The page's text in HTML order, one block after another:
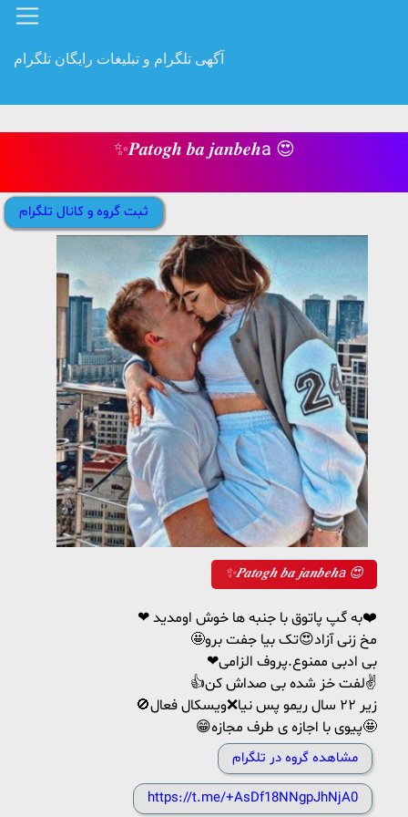
آگهی تلگرام و تبلیغات رایگان تلگرام
✨𝑷𝒂𝒕𝒐𝒈𝒉 𝒃𝒂 𝒋𝒂𝒏𝒃𝒆𝒉a 😍
ثبت گروه و کانال تلگرام
✨𝑷𝒂𝒕𝒐𝒈𝒉 𝒃𝒂 𝒋𝒂𝒏𝒃𝒆𝒉a 😍
❤ به گپ پاتوق با جنبه ها خوش اومدید❤️
🤩مخ زنی آزاد😍تک بیا جفت برو
❤بی ادبی ممنوع.پروف الزامی
👍لفت خز شده بی صداش کن✌
🚫زیر ۲۲ سال ریمو پس نیا❌ویسکال فعال
😁پیوی با اجازه ی طرف مجازه🤩
مشاهده گروه در تلگرام
https://t.me/+AsDf18NNgpJhNjA0